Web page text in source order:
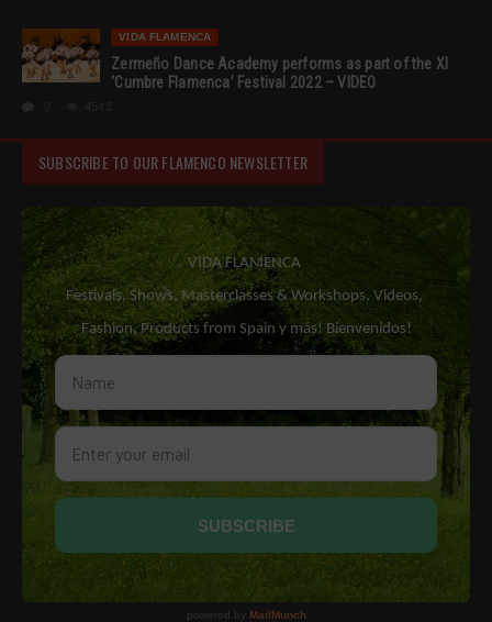
VIDA FLAMENCA
Zermeño Dance Academy performs as part of the XI
‘Cumbre Flamenca’ Festival 2022 – VIDEO
SUBSCRIBE TO OUR FLAMENCO NEWSLETTER